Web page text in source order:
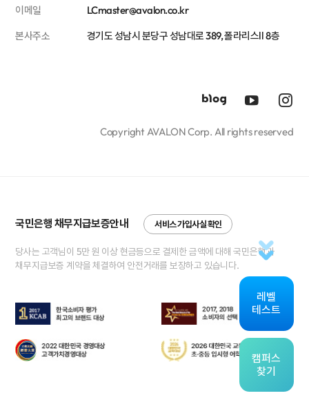
레벨
테스트
캠퍼스
찾기
이메일
LCmaster@avalon.co.kr
본사주소
경기도 성남시 분당구 성남대로 389, 폴라리스Ⅱ 8층
Copyright AVALON Corp. All rights reserved
국민은행 채무지급보증안내 서비스 가입사실 확인
당사는 고객님이 5만 원 이상 현금등으로 결제한 금액에 대해 국민은행과
채무지급보증 계약을 체결하여 안전거래를 보장하고 있습니다.